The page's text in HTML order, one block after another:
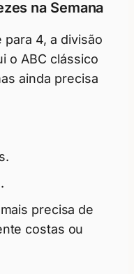
na Semana
4, a divisão
o ABC clássico
ainda precisa
precisa de
costas ou